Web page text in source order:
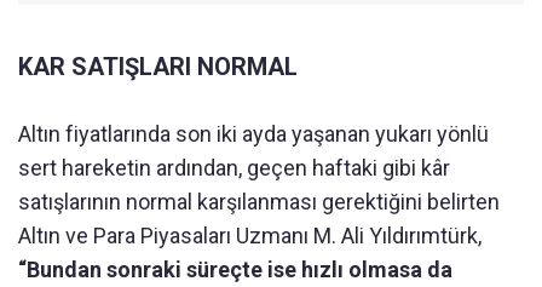
KAR SATIŞLARI NORMAL
Altın fiyatlarında son iki ayda yaşanan yukarı yönlü
sert hareketin ardından, geçen haftaki gibi kâr
satışlarının normal karşılanması gerektiğini belirten
Altın ve Para Piyasaları Uzmanı M. Ali Yıldırımtürk,
“Bundan sonraki süreçte ise hızlı olmasa da